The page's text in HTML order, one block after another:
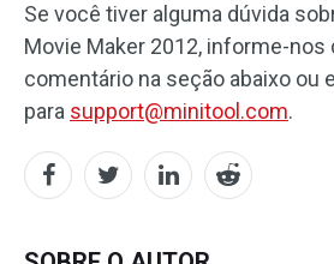
Se você tiver alguma dúvida
Movie Maker 2012, informe-nos
comentário na seção abaixo ou
para support@minitool.com.